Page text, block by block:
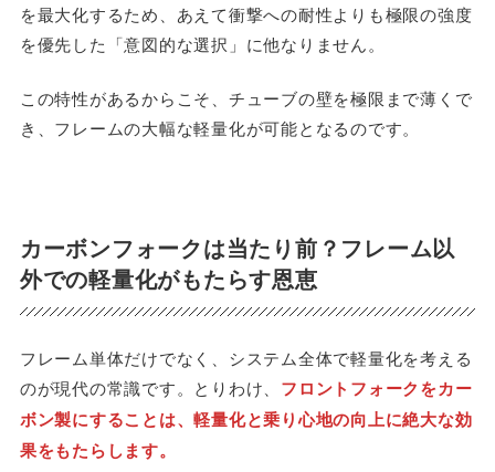
を最大化するため、あえて衝撃への耐性よりも極限の強度
を優先した「意図的な選択」に他なりません。
この特性があるからこそ、チューブの壁を極限まで薄くで
き、フレームの大幅な軽量化が可能となるのです。
カーボンフォークは当たり前？フレーム以
外での軽量化がもたらす恩恵
フレーム単体だけでなく、システム全体で軽量化を考える
のが現代の常識です。とりわけ、 フロントフォークをカー
ボン製にすることは、軽量化と乗り心地の向上に絶大な効
果をもたらします。